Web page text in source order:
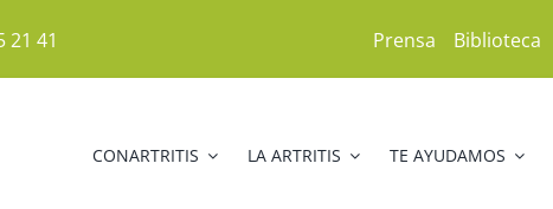
21 41 Prensa Biblioteca
CONARTRITIS LA ARTRITIS TE AYUDAMOS